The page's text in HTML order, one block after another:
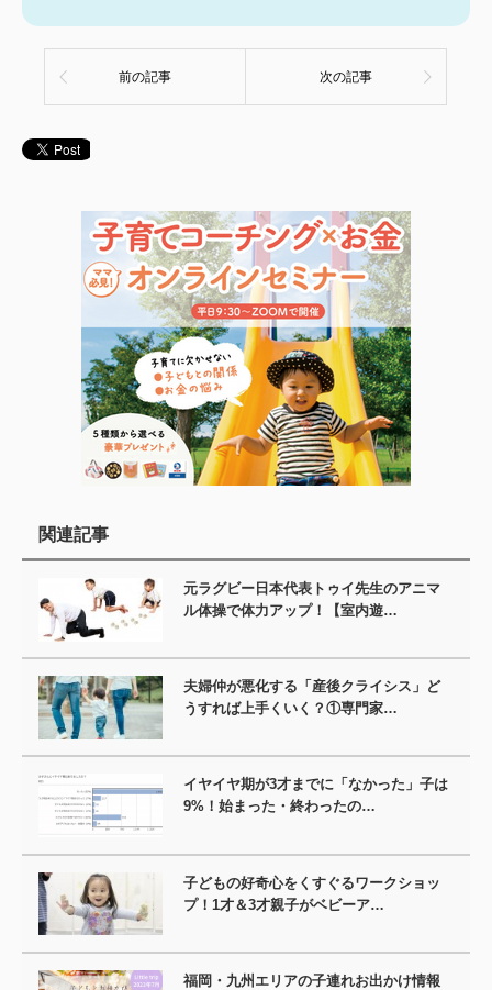
前の記事 次の記事
関連記事
元ラグビー日本代表トゥイ先生のアニマ
ル体操で体力アップ！【室内遊…
夫婦仲が悪化する「産後クライシス」ど
うすれば上手くいく？①専門家…
イヤイヤ期が3才までに「なかった」子は
9%！始まった・終わったの…
子どもの好奇心をくすぐるワークショッ
プ！1才＆3才親子がベビーア…
福岡・九州エリアの子連れお出かけ情報